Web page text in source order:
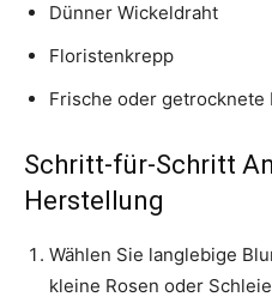
Dünner Wickeldraht
Floristenkrepp
Frische oder getrocknete
Schritt-für-Schritt
Herstellung
Wählen Sie langlebige
kleine Rosen oder